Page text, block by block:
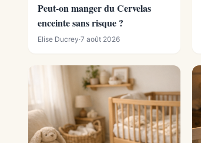
Peut-on manger du Cervelas
enceinte sans risque ?
Elise Ducrey·7 août 2026